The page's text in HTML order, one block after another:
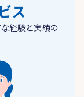
ス
経験と実績の